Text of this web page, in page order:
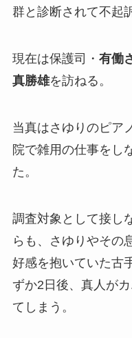
群と診断されて不起
現在は保護司・ 有働
真勝雄を訪ねる。
当真はさゆりのピア
院で雑用の仕事をし
た。
調査対象として接し
らも、さゆりやその
好感を抱いていた古
ずか2日後、真人が
てしまう。